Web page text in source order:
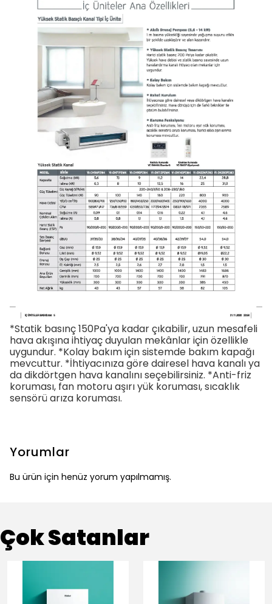
*Statik basınç 150Pa'ya kadar çıkabilir, uzun mesafeli
hava akışına ihtiyaç duyulan mekânlar için özellikle
uygundur. *Kolay bakım için sistemde bakım kapağı
mevcuttur. *İhtiyacınıza göre dairesel hava kanalı ya
da dikdörtgen hava kanalını seçebilirsiniz. *Anti-friz
koruması, fan motoru aşırı yük koruması, sıcaklık
sensörü arıza koruması.
Yorumlar
Bu ürün için henüz yorum yapılmamış.
Çok Satanlar